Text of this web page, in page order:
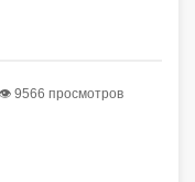
👁 9566 просмотров